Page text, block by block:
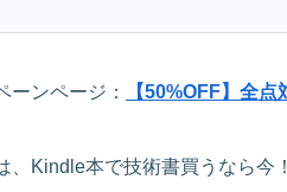
ーンページ： 【50%OFF】全
、Kindle本で技術書買うなら今